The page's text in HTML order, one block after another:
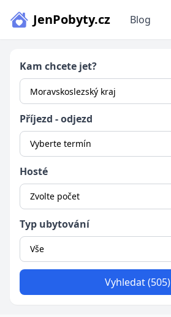
JenPobyty.cz Blog
Kam chcete jet?
Příjezd - odjezd
Vyberte termín
Hosté
Zvolte počet
Typ ubytování
Vše
Vyhledat (505)